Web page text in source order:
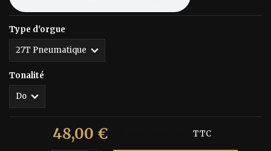
Type d'orgue
Tonalité
48,00 € TTC